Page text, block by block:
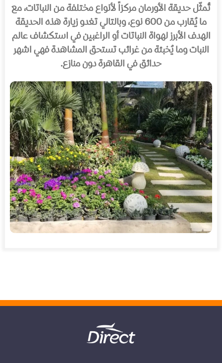
تُمثّل حديقة الأورمان مركزاً لأنواع مختلفة من النباتات، مع
ما يُقارب من 600 نوع، وبالتالي تغدو زيارة هذه الحديقة
الهدف الأبرز لهواة النباتات أو الراغبين في استكشاف عالم
النبات وما يُخبئة من غرائب تستحق المشاهدة فهي اشهر
حدائق في القاهرة دون منازع.